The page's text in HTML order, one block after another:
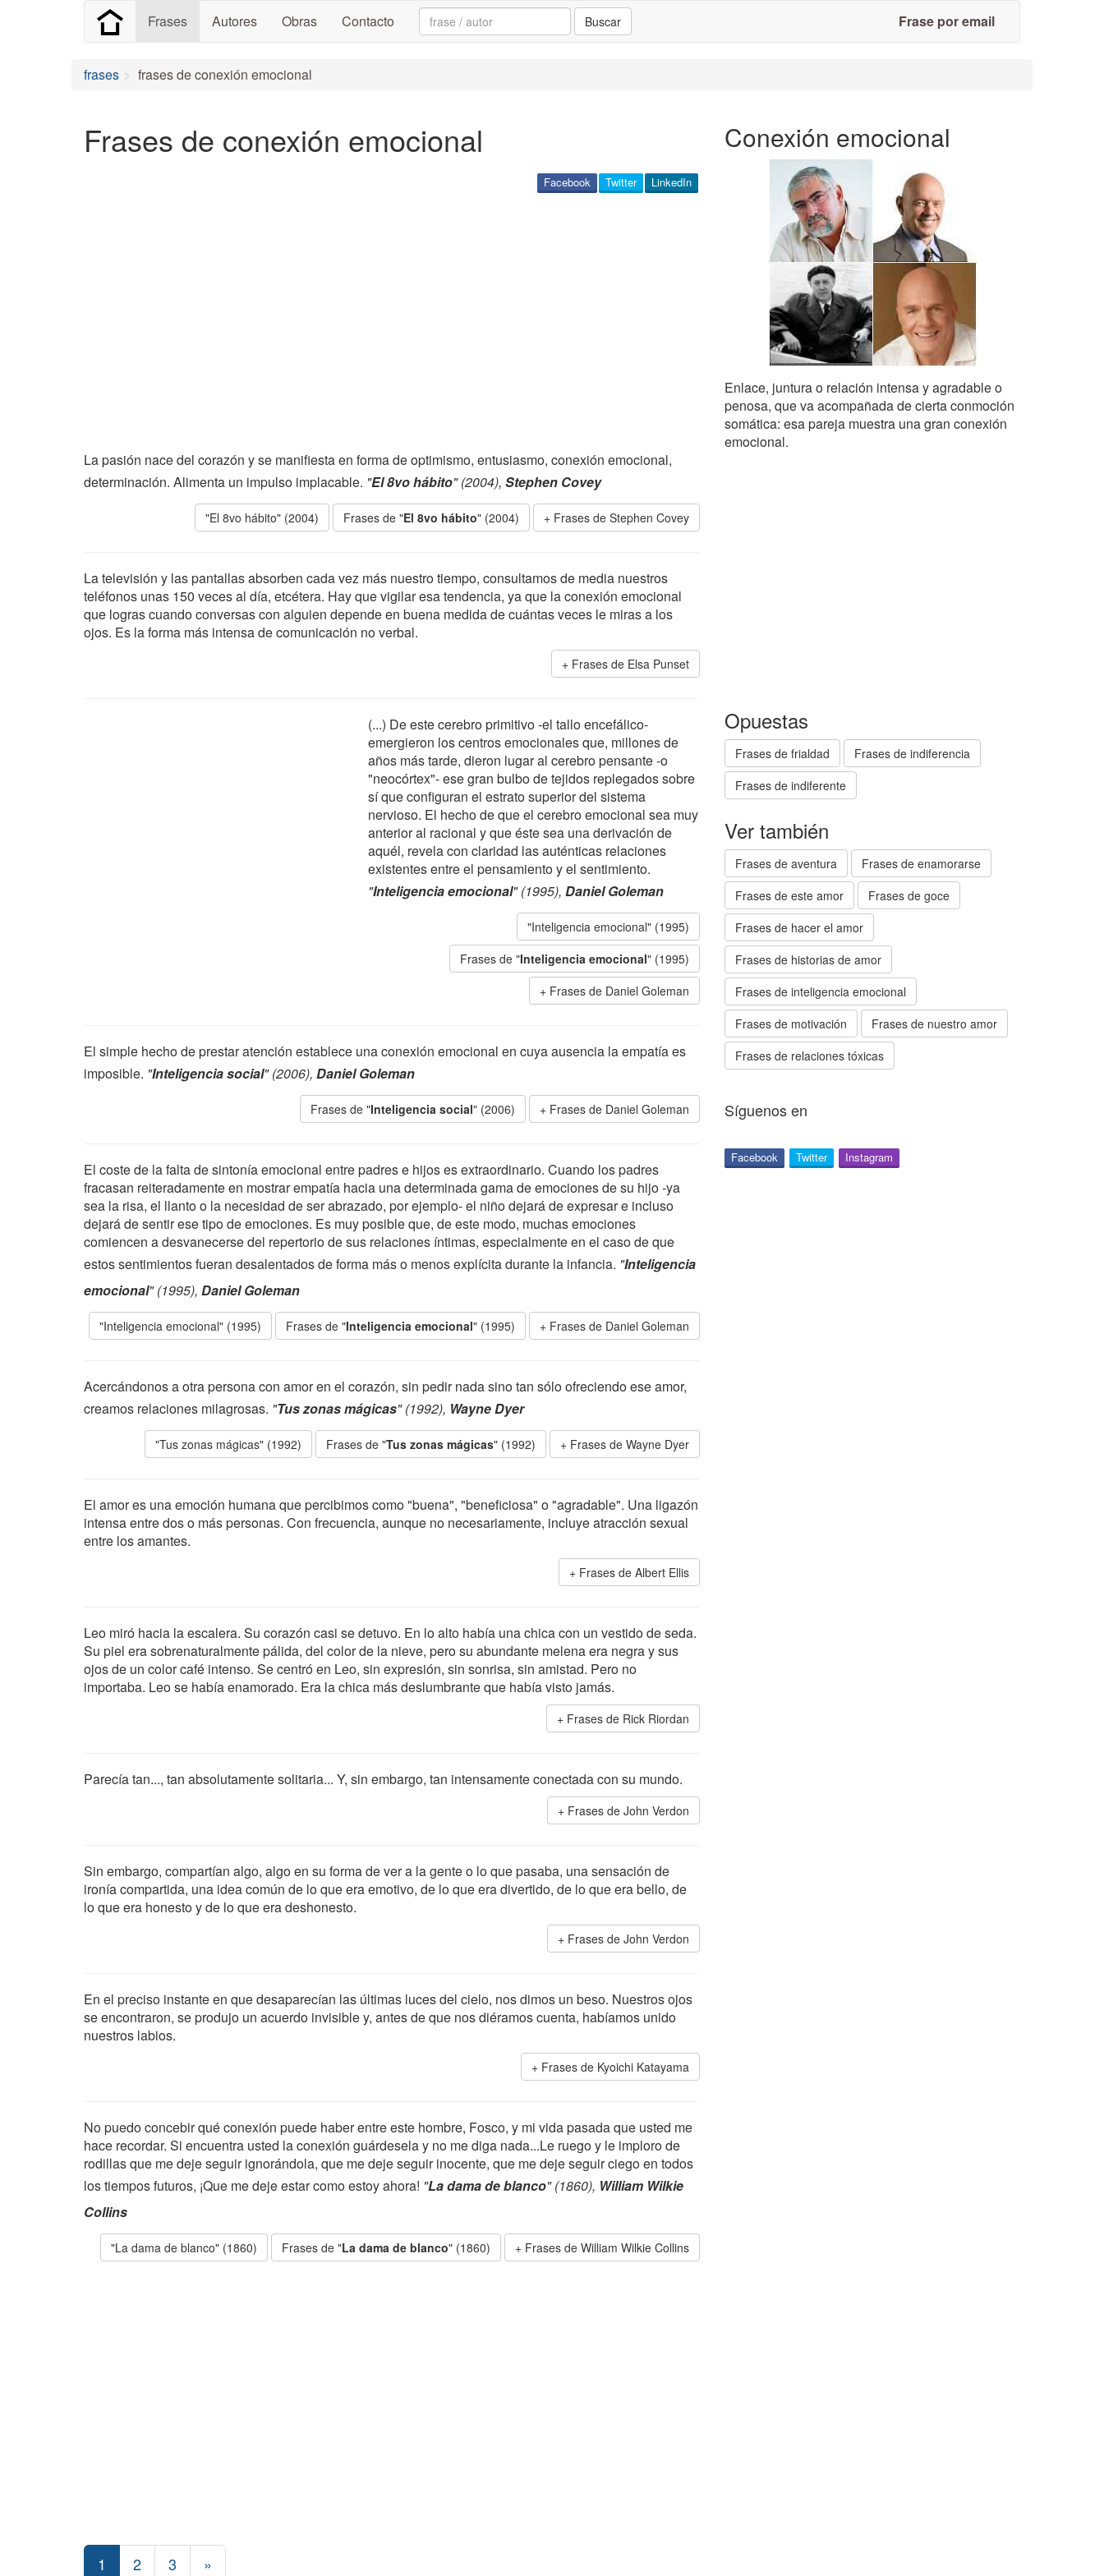
Frases Autores Obras Contacto Search: Buscar Frase por email
frases frases de conexión emocional
Frases de conexión emocional
LinkedIn
Twitter
Facebook
La pasión nace del corazón y se manifiesta en forma de optimismo, entusiasmo, conexión emocional,
determinación. Alimenta un impulso implacable. "El 8vo hábito" (2004), Stephen Covey
"El 8vo hábito" (2004) Frases de "El 8vo hábito" (2004) Frases de Stephen Covey
La televisión y las pantallas absorben cada vez más nuestro tiempo, consultamos de media nuestros
teléfonos unas 150 veces al día, etcétera. Hay que vigilar esa tendencia, ya que la conexión emocional
que logras cuando conversas con alguien depende en buena medida de cuántas veces le miras a los
ojos. Es la forma más intensa de comunicación no verbal.
Frases de Elsa Punset
(...) De este cerebro primitivo -el tallo encefálico-
emergieron los centros emocionales que, millones de
años más tarde, dieron lugar al cerebro pensante -o
"neocórtex"- ese gran bulbo de tejidos replegados sobre
sí que configuran el estrato superior del sistema
nervioso. El hecho de que el cerebro emocional sea muy
anterior al racional y que éste sea una derivación de
aquél, revela con claridad las auténticas relaciones
existentes entre el pensamiento y el sentimiento.
"Inteligencia emocional" (1995), Daniel Goleman
"Inteligencia emocional" (1995)
Frases de "Inteligencia emocional" (1995)
Frases de Daniel Goleman
El simple hecho de prestar atención establece una conexión emocional en cuya ausencia la empatía es
imposible. "Inteligencia social" (2006), Daniel Goleman
Frases de "Inteligencia social" (2006) Frases de Daniel Goleman
El coste de la falta de sintonía emocional entre padres e hijos es extraordinario. Cuando los padres
fracasan reiteradamente en mostrar empatía hacia una determinada gama de emociones de su hijo -ya
sea la risa, el llanto o la necesidad de ser abrazado, por ejemplo- el niño dejará de expresar e incluso
dejará de sentir ese tipo de emociones. Es muy posible que, de este modo, muchas emociones
comiencen a desvanecerse del repertorio de sus relaciones íntimas, especialmente en el caso de que
estos sentimientos fueran desalentados de forma más o menos explícita durante la infancia. "Inteligencia
emocional" (1995), Daniel Goleman
"Inteligencia emocional" (1995) Frases de "Inteligencia emocional" (1995) Frases de Daniel Goleman
Acercándonos a otra persona con amor en el corazón, sin pedir nada sino tan sólo ofreciendo ese amor,
creamos relaciones milagrosas. "Tus zonas mágicas" (1992), Wayne Dyer
"Tus zonas mágicas" (1992) Frases de "Tus zonas mágicas" (1992) Frases de Wayne Dyer
El amor es una emoción humana que percibimos como "buena", "beneficiosa" o "agradable". Una ligazón
intensa entre dos o más personas. Con frecuencia, aunque no necesariamente, incluye atracción sexual
entre los amantes.
Frases de Albert Ellis
Leo miró hacia la escalera. Su corazón casi se detuvo. En lo alto había una chica con un vestido de seda.
Su piel era sobrenaturalmente pálida, del color de la nieve, pero su abundante melena era negra y sus
ojos de un color café intenso. Se centró en Leo, sin expresión, sin sonrisa, sin amistad. Pero no
importaba. Leo se había enamorado. Era la chica más deslumbrante que había visto jamás.
Frases de Rick Riordan
Parecía tan..., tan absolutamente solitaria... Y, sin embargo, tan intensamente conectada con su mundo.
Frases de John Verdon
Sin embargo, compartían algo, algo en su forma de ver a la gente o lo que pasaba, una sensación de
ironía compartida, una idea común de lo que era emotivo, de lo que era divertido, de lo que era bello, de
lo que era honesto y de lo que era deshonesto.
Frases de John Verdon
En el preciso instante en que desaparecían las últimas luces del cielo, nos dimos un beso. Nuestros ojos
se encontraron, se produjo un acuerdo invisible y, antes de que nos diéramos cuenta, habíamos unido
nuestros labios.
Frases de Kyoichi Katayama
No puedo concebir qué conexión puede haber entre este hombre, Fosco, y mi vida pasada que usted me
hace recordar. Si encuentra usted la conexión guárdesela y no me diga nada...Le ruego y le imploro de
rodillas que me deje seguir ignorándola, que me deje seguir inocente, que me deje seguir ciego en todos
los tiempos futuros, ¡Que me deje estar como estoy ahora! "La dama de blanco" (1860), William Wilkie
Collins
"La dama de blanco" (1860) Frases de "La dama de blanco" (1860) Frases de William Wilkie Collins
1 2 3 »
Conexión emocional
Enlace, juntura o relación intensa y agradable o
penosa, que va acompañada de cierta conmoción
somática: esa pareja muestra una gran conexión
emocional.
Opuestas
Frases de frialdad
Frases de indiferencia
Frases de indiferente
Ver también
Frases de aventura
Frases de enamorarse
Frases de este amor
Frases de goce
Frases de hacer el amor
Frases de historias de amor
Frases de inteligencia emocional
Frases de motivación
Frases de nuestro amor
Frases de relaciones tóxicas
Síguenos en
Facebook Twitter Instagram